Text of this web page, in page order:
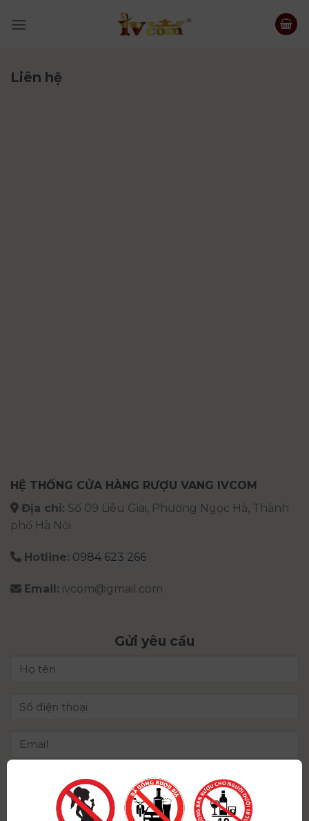
Liên hệ
HỆ THỐNG CỬA HÀNG RƯỢU VANG IVCOM
Địa chỉ: Số 09 Liễu Giai, Phường Ngọc Hà, Thành
phố Hà Nội
Hotline: 0984 623 266
Email: ivcom@gmail.com
Gửi yêu cầu